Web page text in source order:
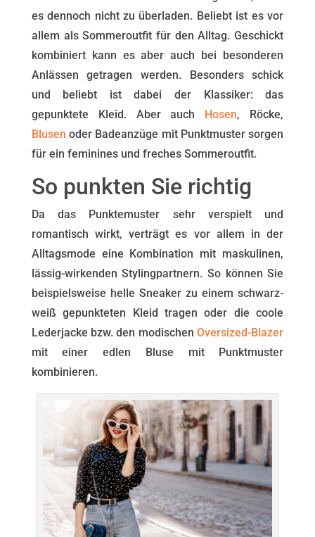
es dennoch nicht zu überladen. Beliebt ist es vor
allem als Sommeroutfit für den Alltag. Geschickt
kombiniert kann es aber auch bei besonderen
Anlässen getragen werden. Besonders schick
und beliebt ist dabei der Klassiker: das
gepunktete Kleid. Aber auch
Hosen, Röcke,
Blusen oder Badeanzüge mit Punktmuster sorgen
für ein feminines und freches Sommeroutfit.
So punkten Sie richtig
Da das Punktemuster sehr verspielt und
romantisch wirkt, verträgt es vor allem in der
Alltagsmode eine Kombination mit maskulinen,
lässig-wirkenden Stylingpartnern. So können Sie
beispielsweise helle Sneaker zu einem schwarz-
weiß gepunkteten Kleid tragen oder die coole
Lederjacke bzw. den modischenOversized-Blazer
mit einer edlen Bluse mit Punktmuster
kombinieren.